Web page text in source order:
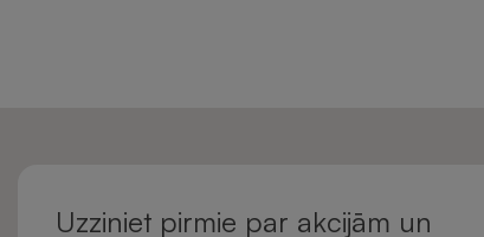
Uzziniet pirmie par akcijām un